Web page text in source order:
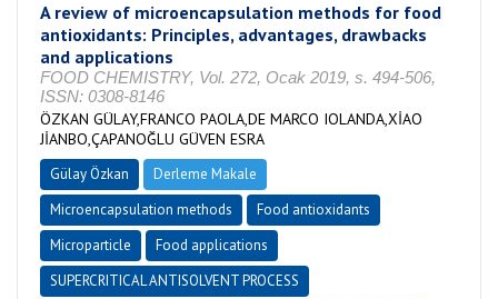
A review of microencapsulation methods for food
antioxidants: Principles, advantages, drawbacks
and applications
FOOD CHEMISTRY, Vol. 272, Ocak 2019, s. 494-506,
ISSN: 0308-8146
ÖZKAN GÜLAY,FRANCO PAOLA,DE MARCO IOLANDA,XİAO
JİANBO,ÇAPANOĞLU GÜVEN ESRA
Gülay Özkan
Derleme Makale
Microencapsulation methods
Food antioxidants
Microparticle
Food applications
SUPERCRITICAL ANTISOLVENT PROCESS